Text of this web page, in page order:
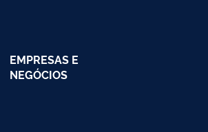
EMPRESAS E
NEGÓCIOS